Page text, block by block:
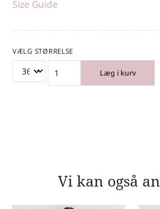
Size Guide
VÆLG STØRRELSE
Læg i kurv
Vi kan også